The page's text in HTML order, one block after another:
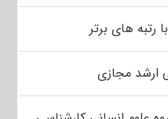
رتبه های برتر
ارشد مجازی